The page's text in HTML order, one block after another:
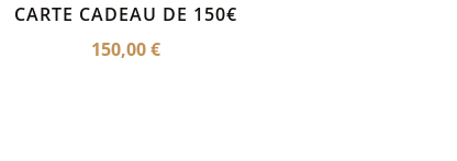
CARTE CADEAU DE 150€
150,00€